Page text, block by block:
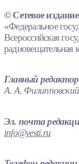
© Сетевое
«Федеральное
Всероссийская
Главный редактор
А. А. Филипповский
Эл. почта
info@vesti.ru